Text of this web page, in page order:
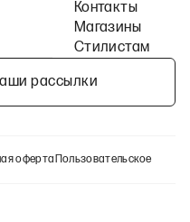
Контакты
Магазины
Стилистам
рассылки
оферта Пользовательское